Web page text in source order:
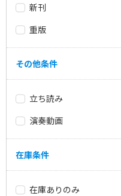
新刊
重版
その他条件
立ち読み
演奏動画
在庫条件
在庫ありのみ